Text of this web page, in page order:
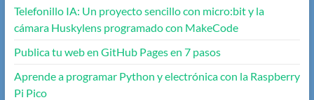
Telefonillo IA: Un proyecto sencillo con micro:bit y la
cámara Huskylens programado con MakeCode
Publica tu web en GitHub Pages en 7 pasos
Aprende a programar Python y electrónica con la Raspberry
Pi Pico